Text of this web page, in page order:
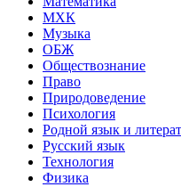
МХК
Музыка
ОБЖ
Обществознание
Право
Природоведение
Психология
Родной язык и
Русский язык
Технология
Физика